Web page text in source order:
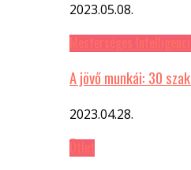
2023.05.08.
A jövő munkái: 30
2023.04.28.